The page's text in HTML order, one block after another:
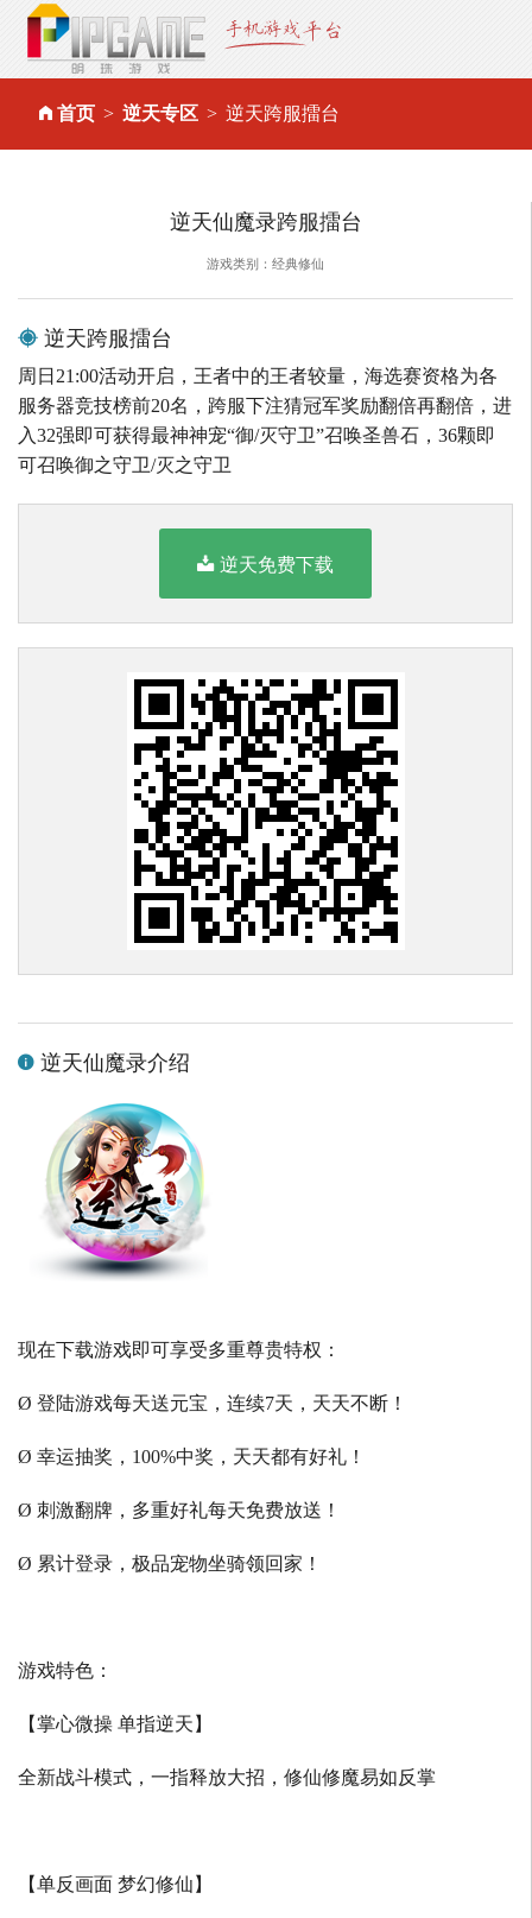
首页 逆天专区 逆天跨服擂台
逆天仙魔录跨服擂台
游戏类别：经典修仙
逆天跨服擂台
周日21:00活动开启，王者中的王者较量，海选赛资格为各
服务器竞技榜前20名，跨服下注猜冠军奖励翻倍再翻倍，进
入32强即可获得最神神宠“御/灭守卫”召唤圣兽石，36颗即
可召唤御之守卫/灭之守卫
逆天免费下载
逆天仙魔录介绍
现在下载游戏即可享受多重尊贵特权：
Ø 登陆游戏每天送元宝，连续7天，天天不断！
Ø 幸运抽奖，100%中奖，天天都有好礼！
Ø 刺激翻牌，多重好礼每天免费放送！
Ø 累计登录，极品宠物坐骑领回家！
游戏特色：
【掌心微操 单指逆天】
全新战斗模式，一指释放大招，修仙修魔易如反掌
【单反画面 梦幻修仙】